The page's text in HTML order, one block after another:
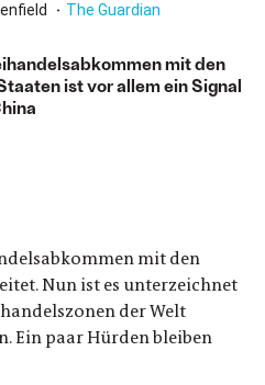
The Guardian
mit den
ist vor allem ein Signal
mit den
Nun ist es unterzeichnet
der Welt
Ein paar Hürden bleiben